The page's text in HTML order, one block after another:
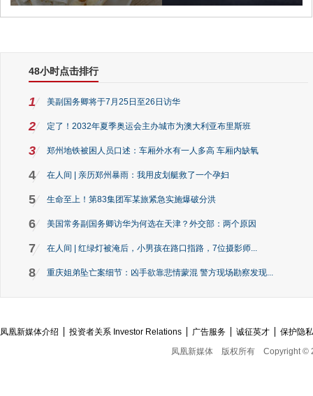
48小时点击排行
1 美副国务卿将于7月25日至26日访华
2 定了！2032年夏季奥运会主办城市为澳大利亚布里斯班
3 郑州地铁被困人员口述：车厢外水有一人多高 车厢内缺氧
4 在人间 | 亲历郑州暴雨：我用皮划艇救了一个孕妇
5 生命至上！第83集团军某旅紧急实施爆破分洪
6 美国常务副国务卿访华为何选在天津？外交部：两个原因
7 在人间 | 红绿灯被淹后，小男孩在路口指路，7位摄影师...
8 重庆姐弟坠亡案细节：凶手欲靠悲情蒙混 警方现场勘察发现...
凤凰新媒体介绍 投资者关系 Investor Relations 广告服务 诚征英才
保护隐
凤凰新媒体
版权所有 Copyright ©